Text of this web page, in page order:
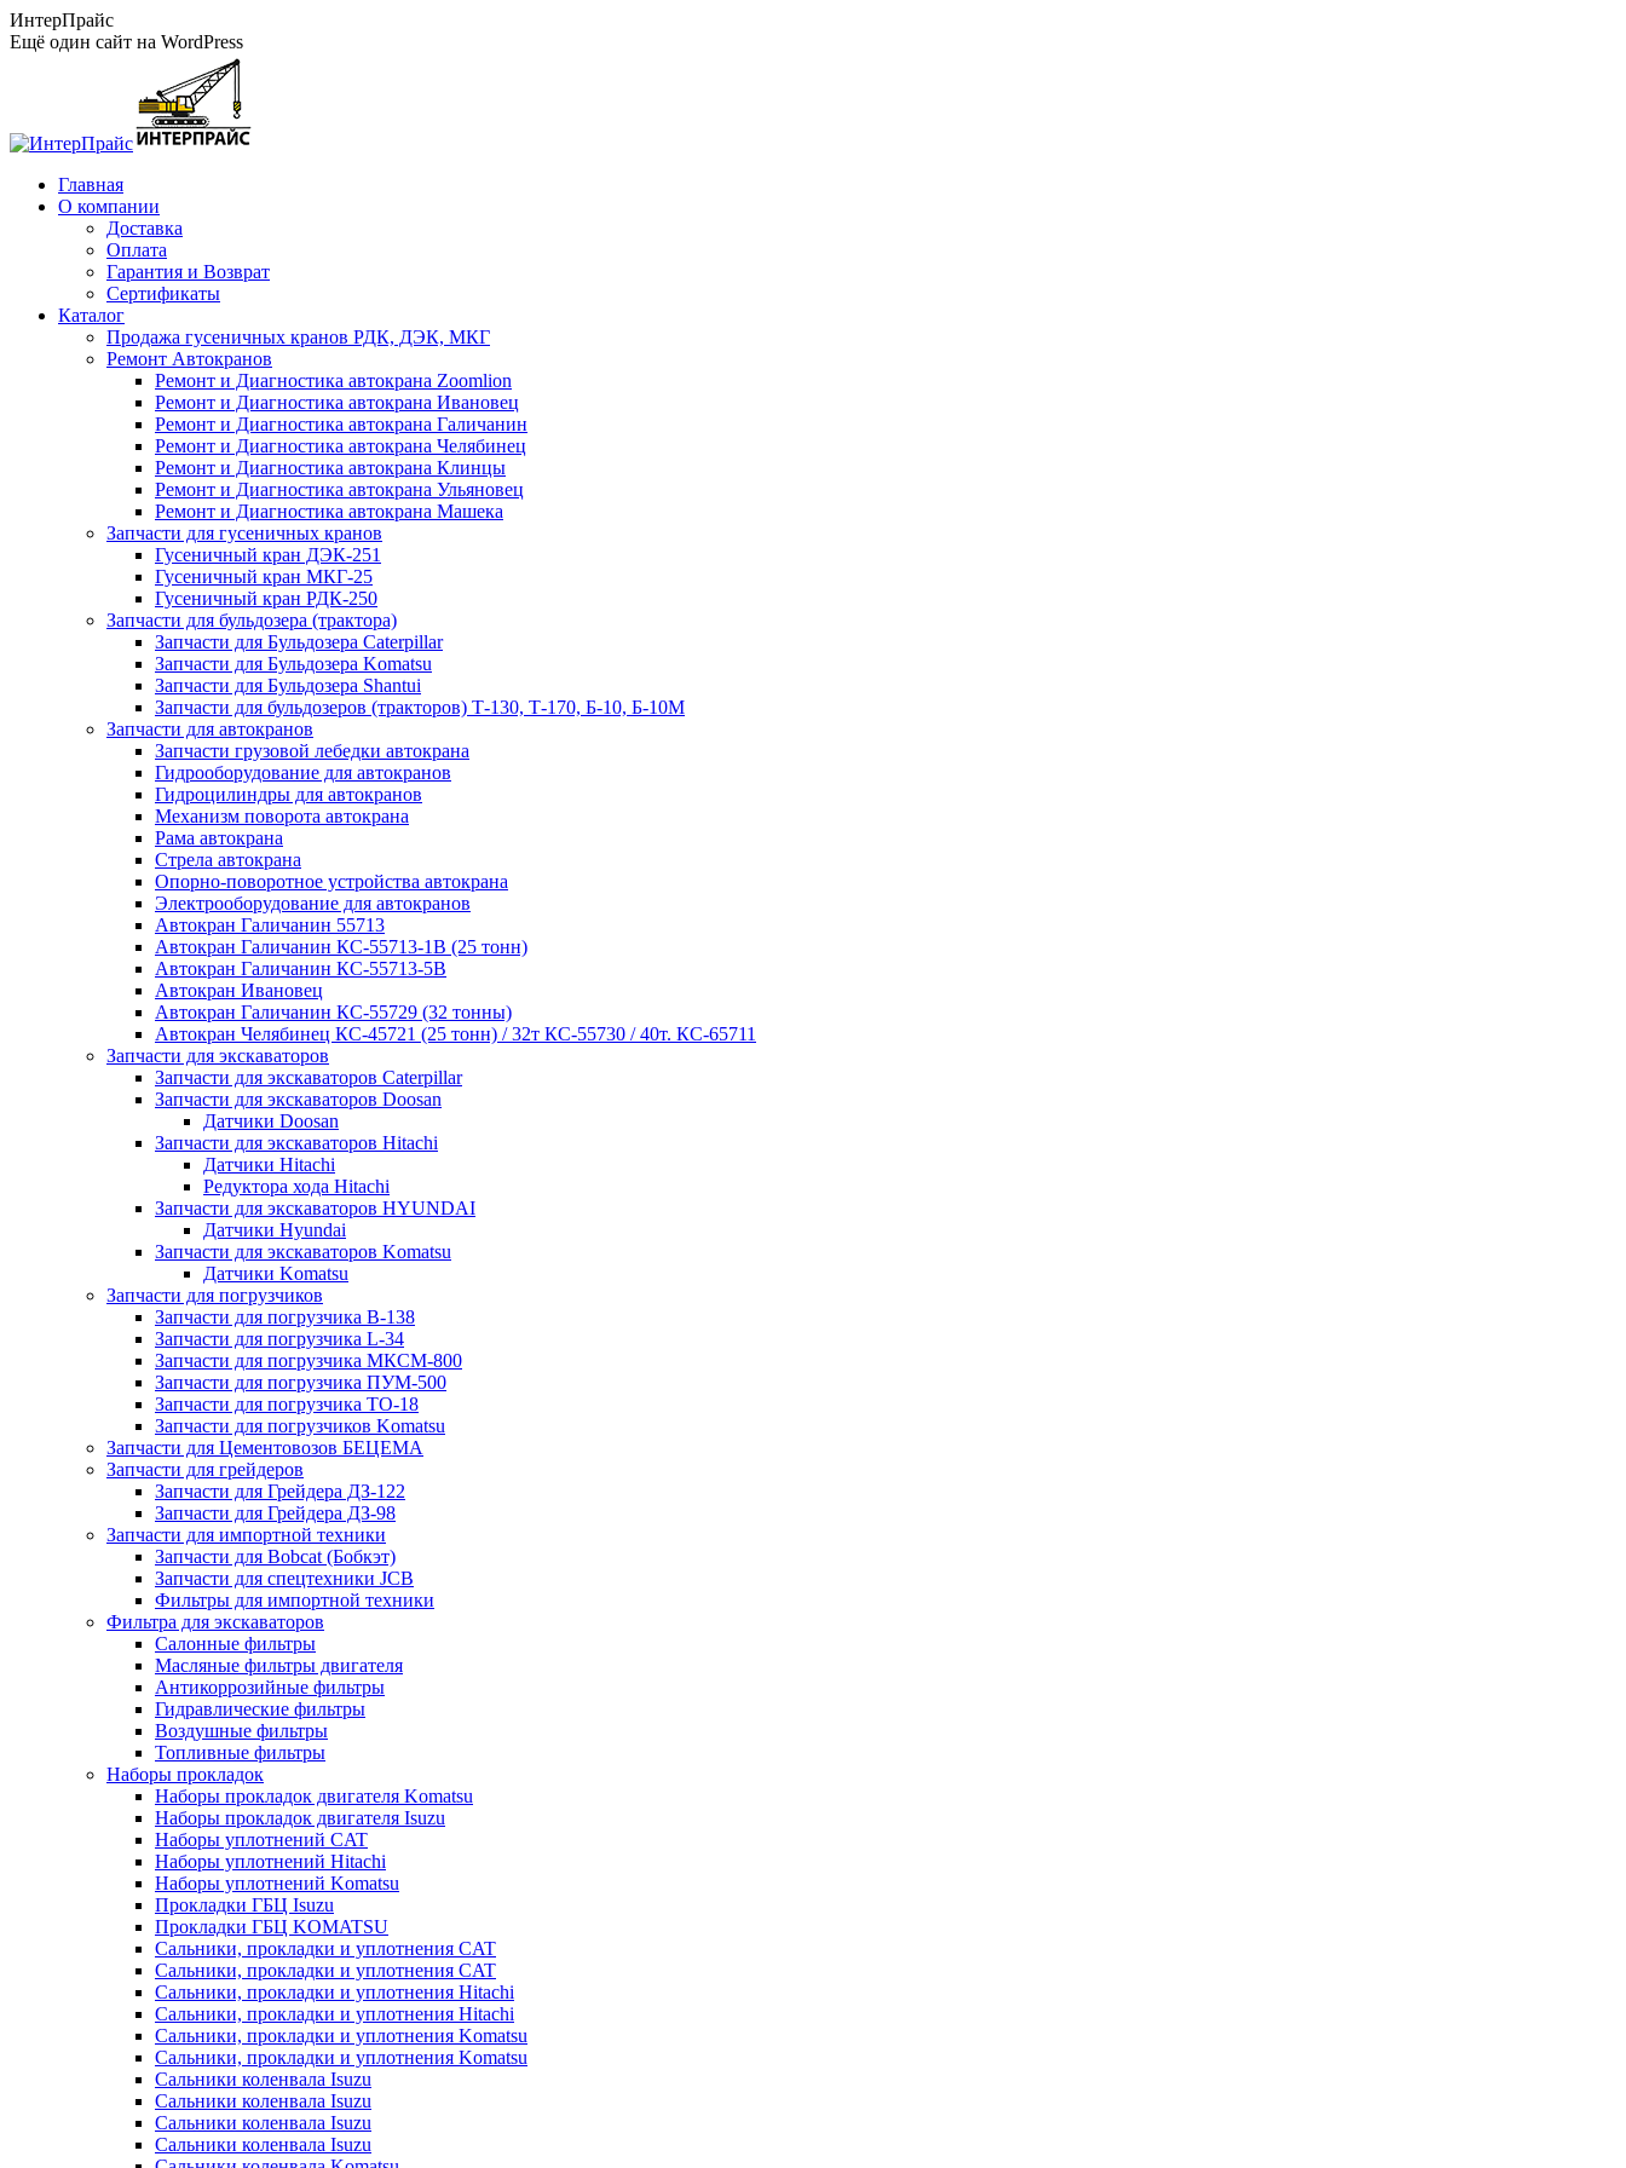
Перейти
к
ИнтерПрайс
Ещё один сайт на WordPress
Главная
О компании
Доставка
Оплата
Гарантия и Возврат
Сертификаты
Каталог
Продажа гусеничных кранов РДК, ДЭК, МКГ
Ремонт Автокранов
Ремонт и Диагностика автокрана Zoomlion
Ремонт и Диагностика автокрана Ивановец
Ремонт и Диагностика автокрана Галичанин
Ремонт и Диагностика автокрана Челябинец
Ремонт и Диагностика автокрана Клинцы
Ремонт и Диагностика автокрана Ульяновец
Ремонт и Диагностика автокрана Машека
Запчасти для гусеничных кранов
Гусеничный кран ДЭК-251
Гусеничный кран МКГ-25
Гусеничный кран РДК-250
Запчасти для бульдозера (трактора)
Запчасти для Бульдозера Caterpillar
Запчасти для Бульдозера Komatsu
Запчасти для Бульдозера Shantui
Запчасти для бульдозеров (тракторов) Т-130, Т-170, Б-10, Б-10М
Запчасти для автокранов
Запчасти грузовой лебедки автокрана
Гидрооборудование для автокранов
Гидроцилиндры для автокранов
Механизм поворота автокрана
Рама автокрана
Стрела автокрана
Опорно-поворотное устройства автокрана
Электрооборудование для автокранов
Автокран Галичанин 55713
Автокран Галичанин КС-55713-1В (25 тонн)
Автокран Галичанин КС-55713-5В
Автокран Ивановец
Автокран Галичанин КС-55729 (32 тонны)
Автокран Челябинец КС-45721 (25 тонн) / 32т КС-55730 / 40т. КС-65711
Запчасти для экскаваторов
Запчасти для экскаваторов Caterpillar
Запчасти для экскаваторов Doosan
Датчики Doosan
Запчасти для экскаваторов Hitachi
Датчики Hitachi
Редуктора хода Hitachi
Запчасти для экскаваторов HYUNDAI
Датчики Hyundai
Запчасти для экскаваторов Komatsu
Датчики Komatsu
Запчасти для погрузчиков
Запчасти для погрузчика B-138
Запчасти для погрузчика L-34
Запчасти для погрузчика МКСМ-800
Запчасти для погрузчика ПУМ-500
Запчасти для погрузчика ТО-18
Запчасти для погрузчиков Komatsu
Запчасти для Цементовозов БЕЦЕМА
Запчасти для грейдеров
Запчасти для Грейдера ДЗ-122
Запчасти для Грейдера ДЗ-98
Запчасти для импортной техники
Запчасти для Bobcat (Бобкэт)
Запчасти для спецтехники JCB
Фильтры для импортной техники
Фильтра для экскаваторов
Салонные фильтры
Масляные фильтры двигателя
Антикоррозийные фильтры
Гидравлические фильтры
Воздушные фильтры
Топливные фильтры
Наборы прокладок
Наборы прокладок двигателя Komatsu
Наборы прокладок двигателя Isuzu
Наборы уплотнений CAT
Наборы уплотнений Hitachi
Наборы уплотнений Komatsu
Прокладки ГБЦ Isuzu
Прокладки ГБЦ KOMATSU
Сальники, прокладки и уплотнения CAT
Сальники, прокладки и уплотнения CAT
Сальники, прокладки и уплотнения Hitachi
Сальники, прокладки и уплотнения Hitachi
Сальники, прокладки и уплотнения Komatsu
Сальники, прокладки и уплотнения Komatsu
Сальники коленвала Isuzu
Сальники коленвала Isuzu
Сальники коленвала Isuzu
Сальники коленвала Isuzu